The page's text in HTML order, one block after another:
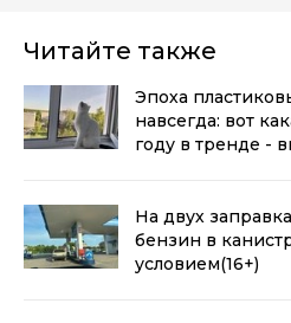
Читайте также
Эпоха
навсегда: вот
году в тренде -
На двух
бензин в
условием(16+)